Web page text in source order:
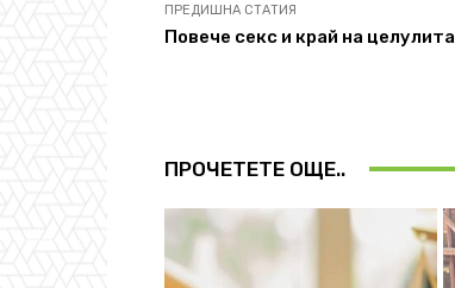
ПРЕДИШНА СТАТИЯ
Повече секс и край на целулита
ПРОЧЕТЕТЕ ОЩЕ..